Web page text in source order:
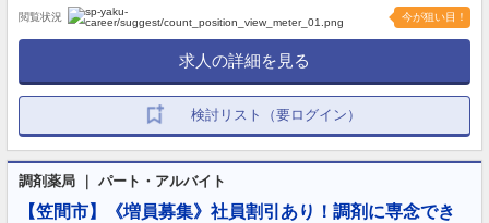
閲覧状況 今が狙い目！
求人の詳細を見る
検討リスト（要ログイン）
調剤薬局 ｜ パート・アルバイト
【笠間市】《増員募集》社員割引あり！調剤に専念でき